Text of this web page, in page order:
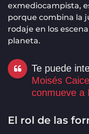
exmediocampista,
porque combina la
rodaje en los
planeta.
Te puede
Moisés
conmueve a
El rol de las